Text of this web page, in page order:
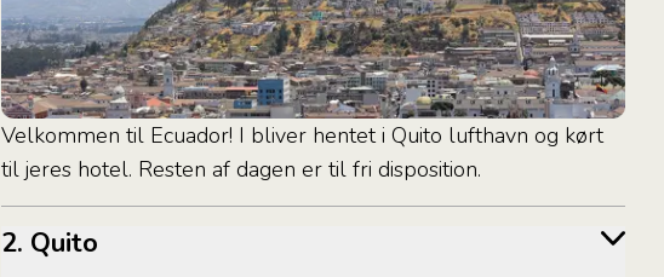
Velkommen til Ecuador! I bliver hentet i Quito lufthavn og kørt
til jeres hotel. Resten af dagen er til fri disposition.
2. Quito